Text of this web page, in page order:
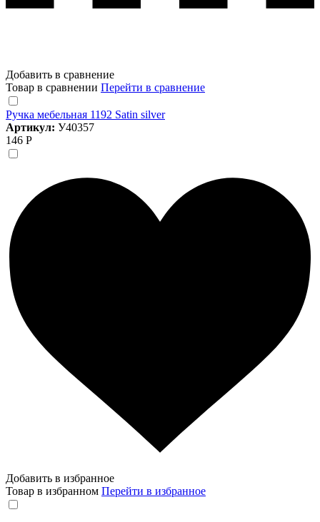
Добавить в сравнение
Товар в сравнении Перейти в сравнение
Ручка мебельная 1192 Satin silver
Артикул: У40357
146 Р
Добавить в избранное
Товар в избранном Перейти в избранное